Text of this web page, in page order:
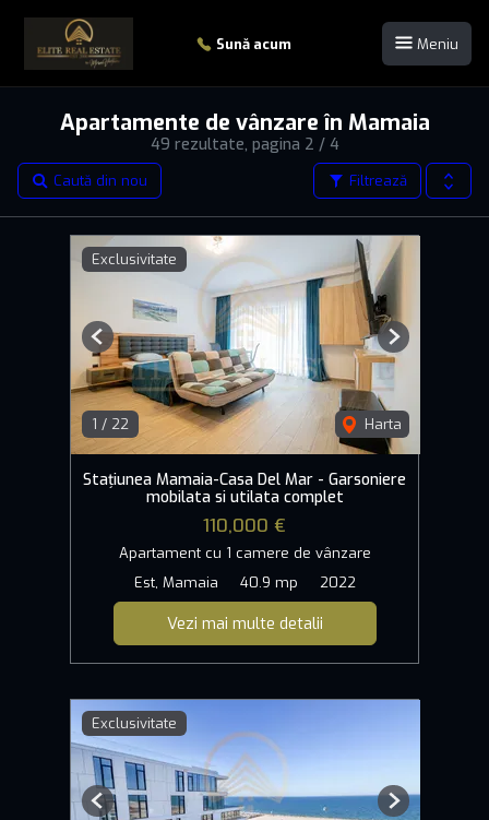
Sună acum Meniu
49 rezultate, pagina 2 / 4
Apartamente de vânzare în Mamaia
Filtrează
Caută din nou
Exclusivitate
1 / 22 Harta
Previous Next
Stațiunea Mamaia-Casa Del Mar - Garsoniere
mobilata si utilata complet
110,000 €
Apartament cu 1 camere de vânzare
Est, Mamaia
40.9 mp 2022
Vezi mai multe detalii
Exclusivitate
Previous Next